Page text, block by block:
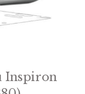
Inspiron